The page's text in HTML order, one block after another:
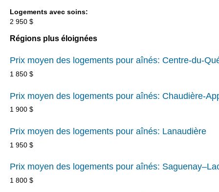
Logements avec soins:
2 950 $
Régions plus éloignées
Prix moyen des logements pour aînés: Centre-du-
1 850 $
Prix moyen des logements pour aînés: Chaudière-
1 900 $
Prix moyen des logements pour aînés: Lanaudière
1 950 $
Prix moyen des logements pour aînés:
1 800 $